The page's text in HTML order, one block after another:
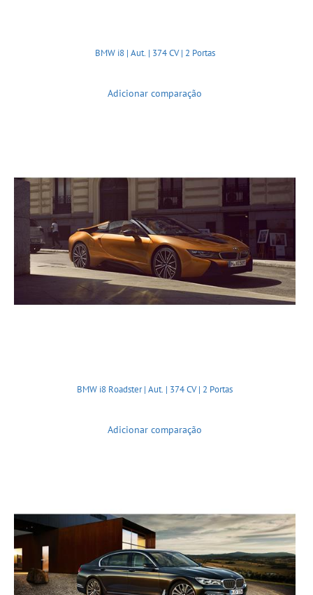
BMW i8 | Aut. | 374 CV | 2 Portas
Adicionar comparação
BMW i8 Roadster | Aut. | 374 CV | 2 Portas
Adicionar comparação